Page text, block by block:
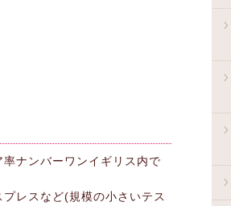
ナンバーワンイギリス内で
レスなど(規模の小さいテス